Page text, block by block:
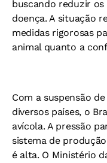
buscando reduzir
doença. A situação
medidas rigorosas
animal quanto a
Com a suspensão
diversos países, o
avícola. A pressão
sistema de
é alta. O Ministério